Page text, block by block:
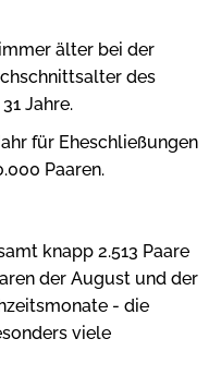
älter bei der
des
Jahre.
für Eheschließungen
Paaren.
knapp 2.513 Paare
der August und der
- die
viele